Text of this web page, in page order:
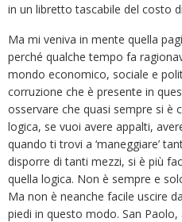
in un libretto tascabile del costo
Ma mi veniva in mente quella
perché qualche tempo fa
mondo economico, sociale e
corruzione che è presente in
osservare che quasi sempre si è
logica, se vuoi avere appalti,
quando ti trovi a ‘maneggiare’
disporre di tanti mezzi, si è più
quella logica. Non è sempre e
Ma non è neanche facile uscire
piedi in questo modo. San